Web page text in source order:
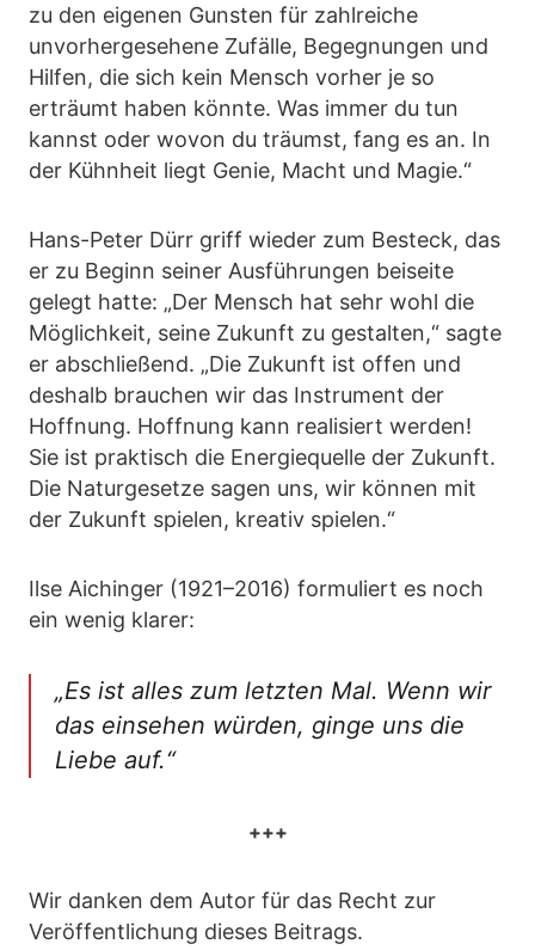
zu den eigenen Gunsten für zahlreiche
unvorhergesehene Zufälle, Begegnungen und
Hilfen, die sich kein Mensch vorher je so
erträumt haben könnte. Was immer du tun
kannst oder wovon du träumst, fang es an. In
der Kühnheit liegt Genie, Macht und Magie.“
Hans-Peter Dürr griff wieder zum Besteck, das
er zu Beginn seiner Ausführungen beiseite
gelegt hatte: „Der Mensch hat sehr wohl die
Möglichkeit, seine Zukunft zu gestalten,“ sagte
er abschließend. „Die Zukunft ist offen und
deshalb brauchen wir das Instrument der
Hoffnung. Hoffnung kann realisiert werden!
Sie ist praktisch die Energiequelle der Zukunft.
Die Naturgesetze sagen uns, wir können mit
der Zukunft spielen, kreativ spielen.“
Ilse Aichinger (1921–2016) formuliert es noch
ein wenig klarer:
„Es ist alles zum letzten Mal. Wenn wir
das einsehen würden, ginge uns die
Liebe auf.“
+++
Wir danken dem Autor für das Recht zur
Veröffentlichung dieses Beitrags.